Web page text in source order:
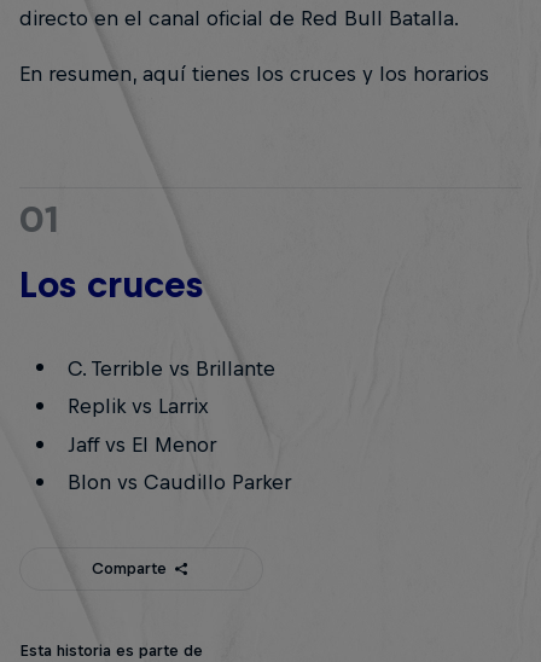
directo en el canal oficial de Red Bull Batalla.
En resumen, aquí tienes los cruces y los horarios
01
Los cruces
C. Terrible vs Brillante
Replik vs Larrix
Jaff vs El Menor
Blon vs Caudillo Parker
Comparte
Esta historia es parte de